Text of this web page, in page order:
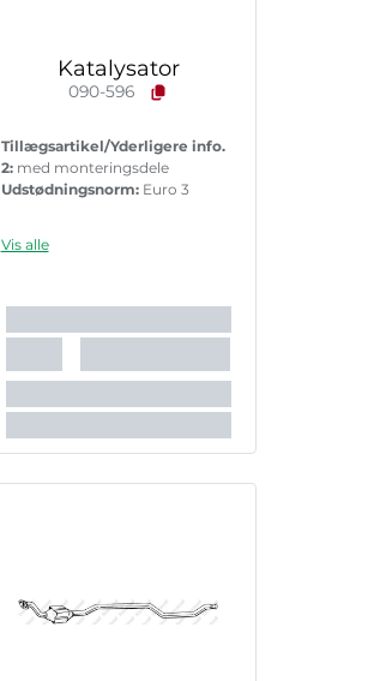
Katalysator
090-596
Tillægsartikel/Yderligere info.
2:med monteringsdele
Udstødningsnorm:Euro 3
Vis alle